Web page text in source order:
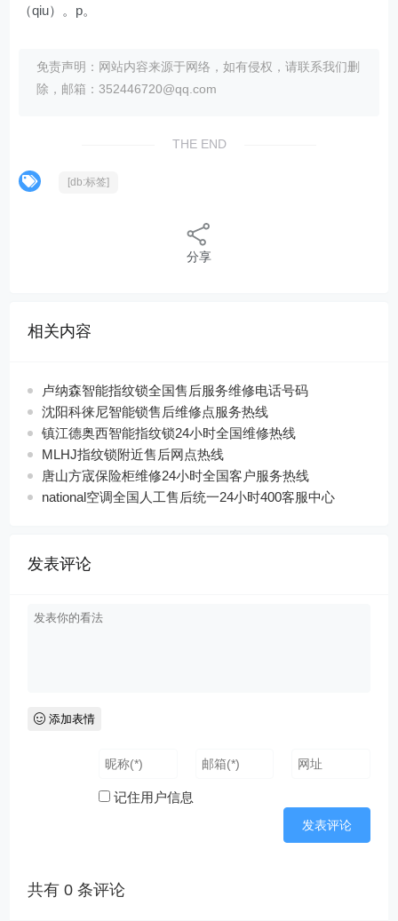
（qiu）。p。
免责声明：网站内容来源于网络，如有侵权，请联系我们删
除，邮箱：352446720@qq.com
THE END
[db:标签]
分享
相关内容
卢纳森智能指纹锁全国售后服务维修电话号码
沈阳科徕尼智能锁售后维修点服务热线
镇江德奥西智能指纹锁24小时全国维修热线
MLHJ指纹锁附近售后网点热线
唐山方宬保险柜维修24小时全国客户服务热线
national空调全国人工售后统一24小时400客服中心
发表评论
添加表情
记住用户信息
共有0 条评论